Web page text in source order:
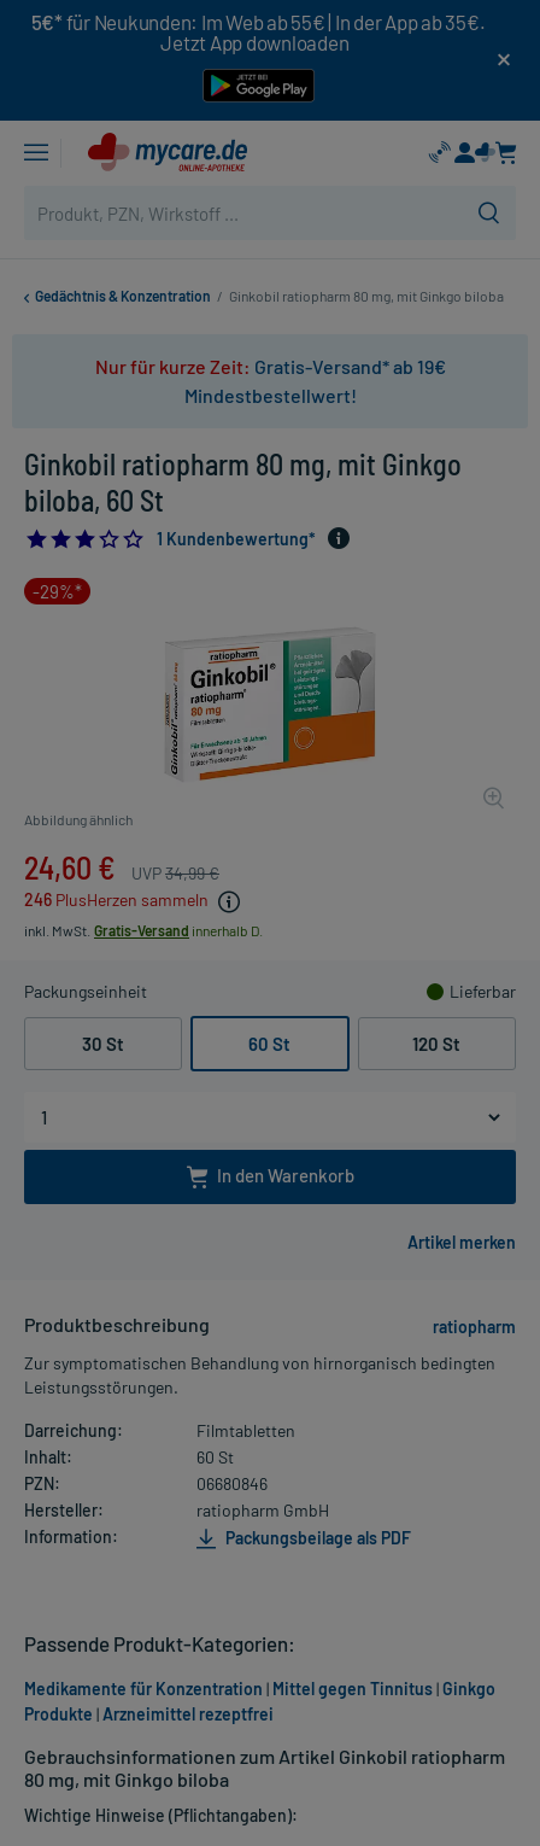
5€* für Neukunden: Im Web ab 55€ | In der App ab 35€.
Jetzt App downloaden
Gedächtnis & Konzentration / Ginkobil ratiopharm 80 mg, mit Ginkgo biloba
Nur für kurze Zeit: Gratis-Versand* ab 19€
Mindestbestellwert!
Ginkobil ratiopharm 80 mg, mit Ginkgo
biloba, 60 St
3.01 Kundenbewertung*
-29%*
Abbildung ähnlich
24,60 € UVP34,99 €
246 PlusHerzen sammeln
inkl. MwSt. Gratis-Versand innerhalb D.
Packungseinheit Lieferbar
30 St 60 St 120 St
In den Warenkorb
Produktbeschreibung
ratiopharm
Zur symptomatischen Behandlung von hirnorganisch bedingten
Leistungsstörungen.
Darreichung:
Filmtabletten
Inhalt:
60 St
PZN:
06680846
Hersteller:
ratiopharm GmbH
Information:
Packungsbeilage als PDF
Gebrauchsinformationen zum Artikel Ginkobil ratiopharm
80 mg, mit Ginkgo biloba
Wichtige Hinweise (Pflichtangaben):
Passende Produkt-Kategorien:
Medikamente für Konzentration | Mittel gegen Tinnitus|Ginkgo
Produkte |Arzneimittel rezeptfrei